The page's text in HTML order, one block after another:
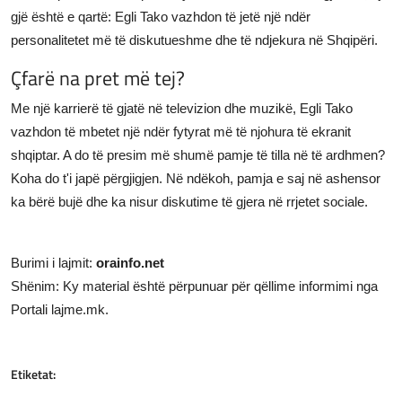
gjë është e qartë: Egli Tako vazhdon të jetë një ndër
personalitetet më të diskutueshme dhe të ndjekura në Shqipëri.
Çfarë na pret më tej?
Me një karrierë të gjatë në televizion dhe muzikë, Egli Tako
vazhdon të mbetet një ndër fytyrat më të njohura të ekranit
shqiptar. A do të presim më shumë pamje të tilla në të ardhmen?
Koha do t'i japë përgjigjen. Në ndëkoh, pamja e saj në ashensor
ka bërë bujë dhe ka nisur diskutime të gjera në rrjetet sociale.
Burimi i lajmit: orainfo.net
Shënim: Ky material është përpunuar për qëllime informimi nga
Portali lajme.mk.
Etiketat: